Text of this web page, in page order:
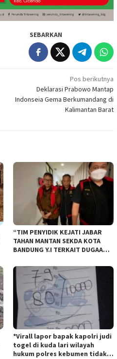
SEBARKAN
Pos berikutnya
Deklarasi Prabowo Mantap
Indonseia Gema Berkumandang di
Kalimantan Barat
“TIM PENYIDIK KEJATI JABAR
TAHAN MANTAN SEKDA KOTA
BANDUNG Y.I TERKAIT DUGAAN
BANDUNG”.
*Virall lapor bapak kapolri judi
togel di kuda lari wilayah
hukum polres kebumen tidak